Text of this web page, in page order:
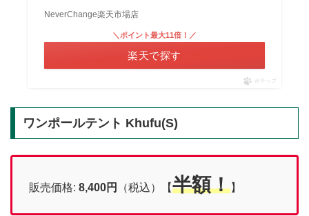
NeverChange楽天市場店
＼ポイント最大11倍！／
楽天で探す
ポチップ
ワンポールテント Khufu(S)
販売価格: 8,400円 （税込）【半額！】